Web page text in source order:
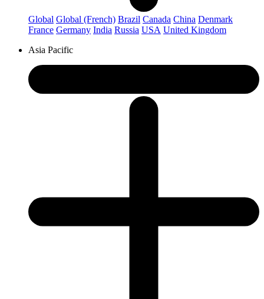
Global Global (French) Brazil Canada China Denmark
France Germany India Russia USA United Kingdom
Asia Pacific